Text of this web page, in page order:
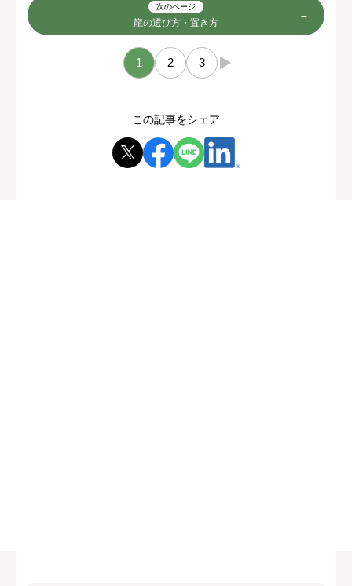
次のページ
龍の選び方・置き方
1 2 3 →
この記事をシェア